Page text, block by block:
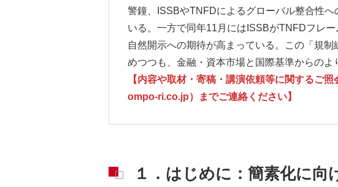
警鐘、ISSBやTNFDによるグローバル整合性
いる。一方で同年11月にはISSBがTNFDフレ
自然開示への期待が高まっている。この「規
めつつも、金融・資本市場と国際基準からの
【内容や取材・寄稿・講演依頼等に関するご
ompo-ri.co.jp）までご連絡ください】
１．はじめに：簡素化に向